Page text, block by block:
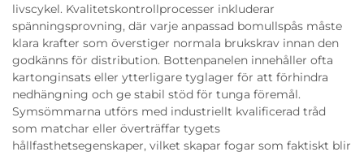
livscykel. Kvalitetskontrollprocesser inkluderar
spänningsprovning, där varje anpassad bomullspås måste
klara krafter som överstiger normala brukskrav innan den
godkänns för distribution. Bottenpanelen innehåller ofta
kartonginsats eller ytterligare tyglager för att förhindra
nedhängning och ge stabil stöd för tunga föremål.
Symsömmarna utförs med industriellt kvalificerad tråd
som matchar eller överträffar tygets
hållfasthetsegenskaper, vilket skapar fogar som faktiskt blir